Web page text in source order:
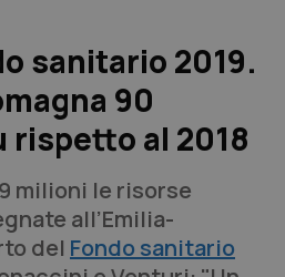
sanitario 2019.
90
rispetto al 2018
milioni le risorse
all’Emilia-
del Fondo sanitario